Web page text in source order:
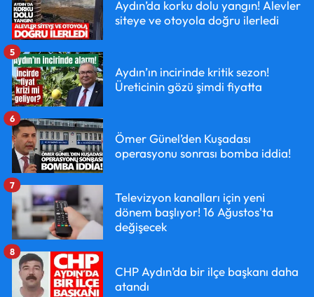
Aydın’da korku dolu yangın! Alevler
siteye ve otoyola doğru ilerledi
Aydın’ın incirinde kritik sezon!
Üreticinin gözü şimdi fiyatta
5
Ömer Günel’den Kuşadası
operasyonu sonrası bomba iddia!
6
Televizyon kanalları için yeni
dönem başlıyor! 16 Ağustos'ta
değişecek
7
CHP Aydın’da bir ilçe başkanı daha
atandı
8